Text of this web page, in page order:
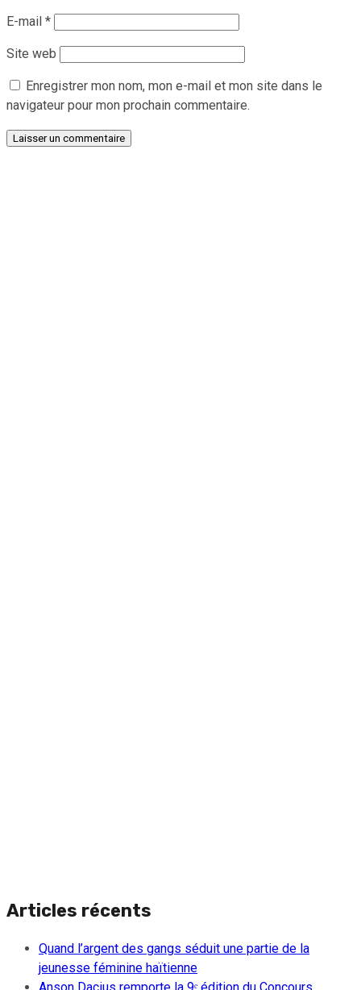
E-mail *
Site web
Enregistrer mon nom, mon e-mail et mon site dans le
navigateur pour mon prochain commentaire.
Articles récents
Quand l’argent des gangs séduit une partie de la
jeunesse féminine haïtienne
Anson Dacius remporte la 9ᵉ édition du Concours